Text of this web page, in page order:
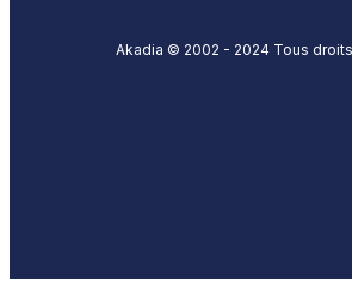
Akadia © 2002 - 2024 Tous